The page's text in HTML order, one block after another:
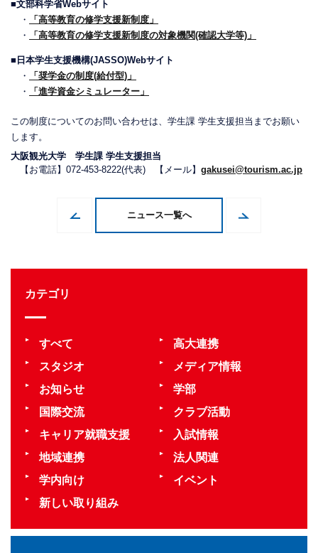
■文部科学省Webサイト
・
「高等教育の修学支援新制度」
・
「高等教育の修学支援新制度の対象機関(確認大学等)」
■日本学生支援機構(JASSO)Webサイト
・
「奨学金の制度(給付型)」
・
「進学資金シミュレーター」
この制度についてのお問い合わせは、学生課 学生支援担当までお願い
します。
大阪観光大学 学生課 学生支援担当
【お電話】072-453-8222(代表) 【メール】 gakusei@tourism.ac.jp
ニュース一覧へ
カテゴリ
すべて
高大連携
スタジオ
メディア情報
お知らせ
学部
国際交流
クラブ活動
キャリア就職支援
入試情報
地域連携
法人関連
学内向け
イベント
新しい取り組み